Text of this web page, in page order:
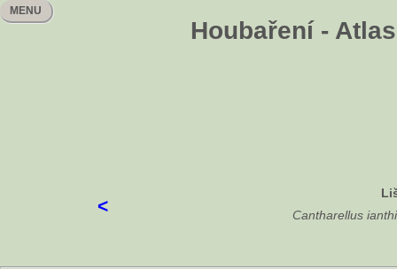
Houbaření -
MENU
<
Cantharellus